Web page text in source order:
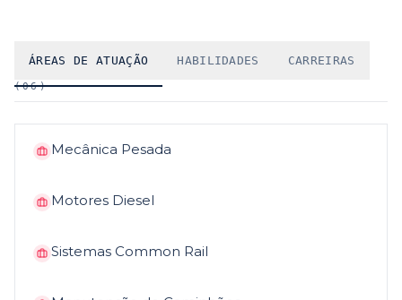
ÁREAS DE ATUAÇÃO HABILIDADES CARREIRAS
(06)
Mecânica Pesada
Motores Diesel
Sistemas Common Rail